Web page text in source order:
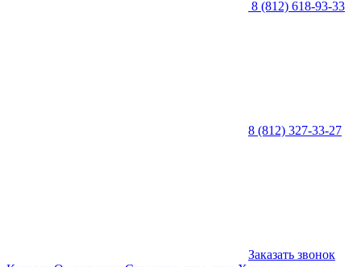
8 (812) 618-93-33
8 (812) 327-33-27
Заказать звонок